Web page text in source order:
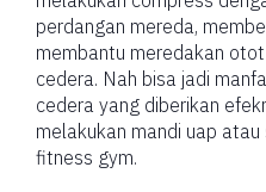
perdangan mereda,
membantu meredakan
cedera. Nah bisa jadi
cedera yang diberikan
melakukan mandi uap
fitness gym.